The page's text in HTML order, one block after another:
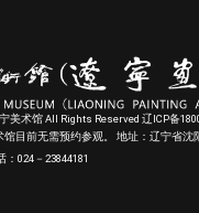
美术馆 All Rights Reserved 辽ICP备
目前无需预约参观。 地址：辽宁省沈
024－23844181